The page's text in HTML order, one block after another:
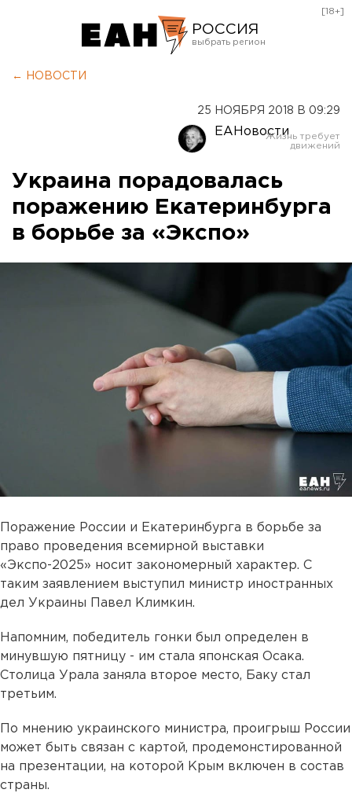
РОССИЯ
Оренбург
[18+]
← НОВОСТИ
25 НОЯБРЯ 2018 В 09:29
ЕАНовости
Украина порадовалась
поражению Екатеринбурга
в борьбе за «Экспо»
Поражение России и Екатеринбурга в борьбе за
право проведения всемирной выставки
«Экспо-2025» носит закономерный характер. С
таким заявлением выступил министр иностранных
дел Украины Павел Климкин.
Напомним, победитель гонки был определен в
минувшую пятницу - им стала японская Осака.
Cтолица Урала заняла второе место, Баку стал
третьим.
По мнению украинского министра, проигрыш России
может быть связан с картой, продемонстированной
на презентации, на которой Крым включен в состав
страны.